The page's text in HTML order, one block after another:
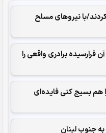
کردند/با نیروهای مسلح
فرارسیده برادری واقعی را
هم بسیج کنی فایده‌ای
جنوب لبنان